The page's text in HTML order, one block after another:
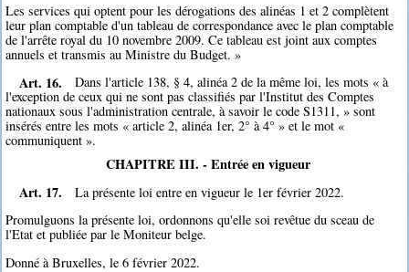
Les services qui optent pour les dérogations des alinéas 1 et 2 complètent
leur plan comptable d'un tableau de correspondance avec le plan comptable
de l'arrête royal du 10 novembre 2009. Ce tableau est joint aux comptes
annuels et transmis au Ministre du Budget. »
Art. 16.
Dans l'article 138, § 4, alinéa 2 de la même loi, les mots « à
l'exception de ceux qui ne sont pas classifiés par l'Institut des Comptes
nationaux sous l'administration centrale, à savoir le code S1311, » sont
insérés entre les mots « article 2, alinéa 1er, 2° à 4° » et le mot «
communiquent ».
CHAPITRE III. - Entrée en vigueur
Art. 17.
La présente loi entre en vigueur le 1er février 2022.
Promulguons la présente loi, ordonnons qu'elle soi revêtue du sceau de
l'Etat et publiée par le Moniteur belge.
Donné à Bruxelles, le 6 février 2022.